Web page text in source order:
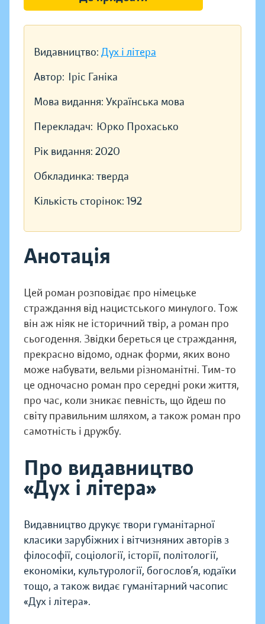
Видавництво: Дух і літера
Автор: Іріс Ганіка
Мова видання: Українська мова
Перекладач: Юрко Прохасько
Рік видання: 2020
Обкладинка: тверда
Кількість сторінок: 192
Анотація
Цей роман розповідає про німецьке
страждання від нацистського мину­лого. Тож
він аж ніяк не історичний твір, а роман про
сьогодення. Звідки береться це страждання,
прекрасно відомо, однак форми, яких воно
може набувати, вельми різноманітні. Тим-то
це одночасно роман про середні роки життя,
про час, коли зникає певність, що йдеш по
світу правильним шляхом, а також роман про
самотність і дружбу.
Про видавництво
«Дух і літера»
Видавництво друкує твори гуманітарної
класики зарубіжних і вітчизняних авторів з
філософії, соціології, історії, політології,
економіки, культурології, богослов’я, юдаїки
тощо, а також видає гуманітарний часопис
«Дух і літера».